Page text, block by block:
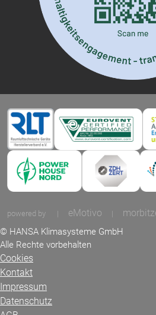
powered by | eMotivo |
© HANSA Klimasysteme GmbH
Alle Rechte vorbehalten
Cookies
Kontakt
Impressum
Datenschutz